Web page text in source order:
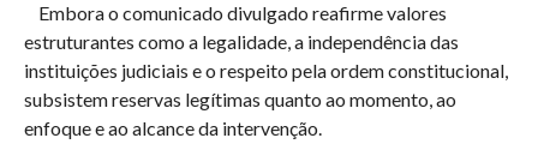
Embora o comunicado divulgado reafirme valores
estruturantes como a legalidade, a independência das
instituições judiciais e o respeito pela ordem constitucional,
subsistem reservas legítimas quanto ao momento, ao
enfoque e ao alcance da intervenção.